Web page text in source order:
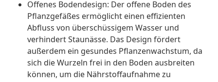
Offenes Bodendesign: Der offene Boden des
Pflanzgefäßes ermöglicht einen effizienten
Abfluss von überschüssigem Wasser und
verhindert Staunässe. Das Design fördert
außerdem ein gesundes Pflanzenwachstum, da
sich die Wurzeln frei in den Boden ausbreiten
können, um die Nährstoffaufnahme zu